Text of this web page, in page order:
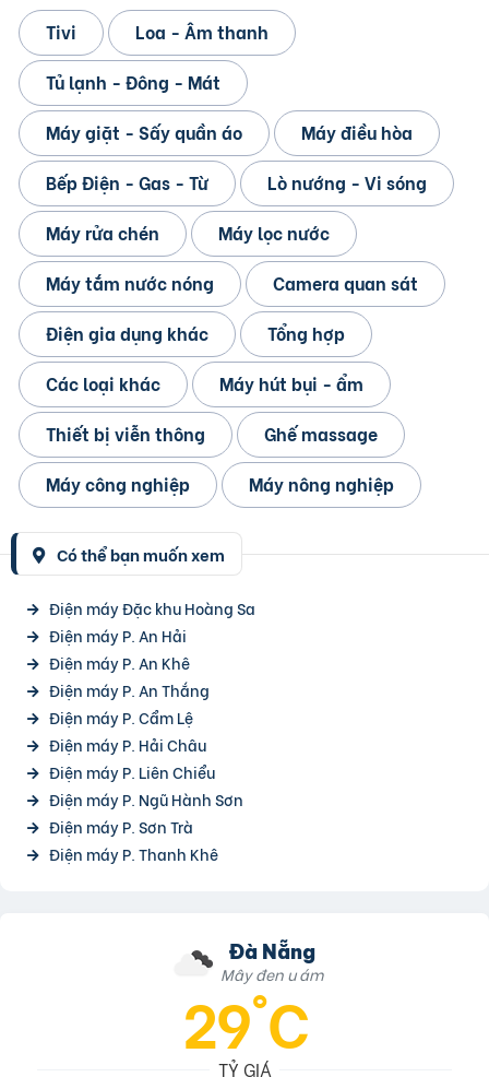
Tivi
Loa - Âm thanh
Tủ lạnh - Đông - Mát
Máy giặt - Sấy quần áo
Máy điều hòa
Bếp Điện - Gas - Từ
Lò nướng - Vi sóng
Máy rửa chén
Máy lọc nước
Máy tắm nước nóng
Camera quan sát
Điện gia dụng khác
Tổng hợp
Các loại khác
Máy hút bụi - ẩm
Thiết bị viễn thông
Ghế massage
Máy công nghiệp
Máy nông nghiệp
Có thể bạn muốn xem
Điện máy Đặc khu Hoàng Sa
Điện máy P. An Hải
Điện máy P. An Khê
Điện máy P. An Thắng
Điện máy P. Cẩm Lệ
Điện máy P. Hải Châu
Điện máy P. Liên Chiểu
Điện máy P. Ngũ Hành Sơn
Điện máy P. Sơn Trà
Điện máy P. Thanh Khê
Đà Nẵng
Mây đen u ám
29°C
TỶ GIÁ